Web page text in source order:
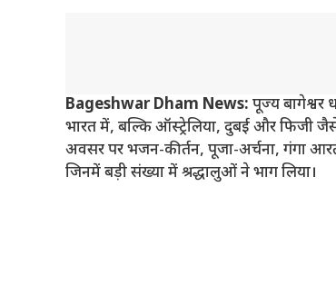
Bageshwar Dham News: पूज्य बागेश्वर
भारत में, बल्कि ऑस्ट्रेलिया, दुबई और फिजी
अवसर पर भजन-कीर्तन, पूजा-अर्चना, गंगा
जिनमें बड़ी संख्या में श्रद्धालुओं ने भाग लिया।